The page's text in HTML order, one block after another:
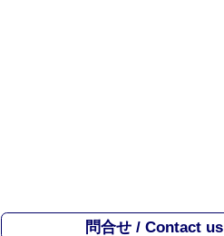
問合せ / Contact us